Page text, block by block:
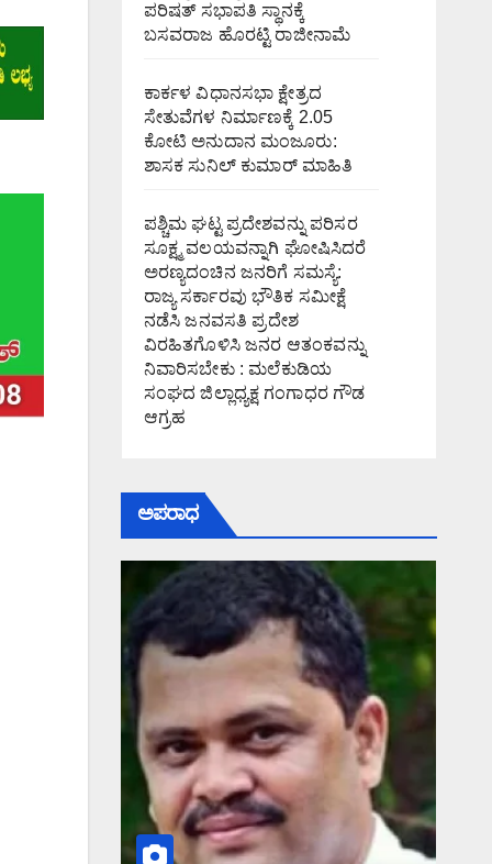
ಪರಿಷತ್ ಸಭಾಪತಿ ಸ್ಥಾನಕ್ಕೆ
ಬಸವರಾಜ ಹೊರಟ್ಟಿ ರಾಜೀನಾಮೆ
ಕಾರ್ಕಳ ವಿಧಾನಸಭಾ ಕ್ಷೇತ್ರದ
ಸೇತುವೆಗಳ ನಿರ್ಮಾಣಕ್ಕೆ 2.05
ಕೋಟಿ ಅನುದಾನ ಮಂಜೂರು:
ಶಾಸಕ ಸುನಿಲ್ ಕುಮಾರ್ ಮಾಹಿತಿ
ಪಶ್ಚಿಮ ಘಟ್ಟ ಪ್ರದೇಶವನ್ನು ಪರಿಸರ
ಸೂಕ್ಷ್ಮ ವಲಯವನ್ನಾಗಿ ಘೋಷಿಸಿದರೆ
ಅರಣ್ಯದಂಚಿನ ಜನರಿಗೆ ಸಮಸ್ಯೆ:
ರಾಜ್ಯ ಸರ್ಕಾರವು ಭೌತಿಕ ಸಮೀಕ್ಷೆ
ನಡೆಸಿ ಜನವಸತಿ ಪ್ರದೇಶ
ವಿರಹಿತಗೊಳಿಸಿ ಜನರ ಆತಂಕವನ್ನು
ನಿವಾರಿಸಬೇಕು : ಮಲೆಕುಡಿಯ
ಸಂಘದ ಜಿಲ್ಲಾಧ್ಯಕ್ಷ ಗಂಗಾಧರ ಗೌಡ
ಆಗ್ರಹ
ಅಪರಾಧ